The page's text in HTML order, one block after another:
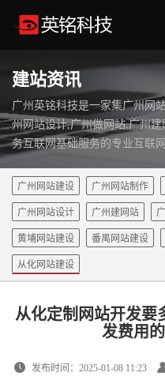
建站资讯
广州英铭科技是一家集广州网
州网站设计,广州做网站,广州
务互联网基础服务的专业互联
广州网站建设 广州网站制作
广州网站设计 广州建网站
黄埔网站建设 番禺网站建设
从化网站建设
从化定制网站开发要
发费用
发布时间：2025-01-08 11:23